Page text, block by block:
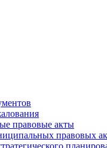
правовые акты
правовых